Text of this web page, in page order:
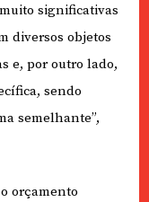
significativas
diversos objetos
e, por outro lado,
sendo
semelhante”,
orçamento